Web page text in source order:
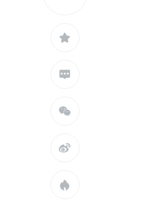




